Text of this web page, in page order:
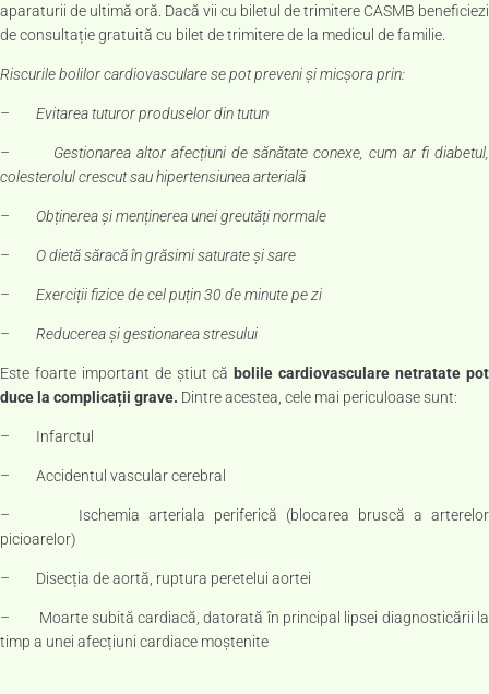
aparaturii de ultimă oră. Dacă vii cu biletul de trimitere CASMB beneficiezi
de consultație gratuită cu bilet de trimitere de la medicul de familie.
Riscurile bolilor cardiovasculare se pot preveni și micșora prin:
– Evitarea tuturor produselor din tutun
– Gestionarea altor afecțiuni de sănătate conexe, cum ar fi diabetul,
colesterolul crescut sau hipertensiunea arterială
– Obținerea și menținerea unei greutăți normale
– O dietă săracă în grăsimi saturate și sare
– Exerciții fizice de cel puțin 30 de minute pe zi
– Reducerea și gestionarea stresului
Este foarte important de știut căbolile cardiovasculare netratate pot
duce la complicații grave. Dintre acestea, cele mai periculoase sunt:
– Infarctul
– Accidentul vascular cerebral
– Ischemia arteriala periferică (blocarea bruscă a arterelor
picioarelor)
– Disecția de aortă, ruptura peretelui aortei
– Moarte subită cardiacă, datorată în principal lipsei diagnosticării la
timp a unei afecțiuni cardiace moștenite